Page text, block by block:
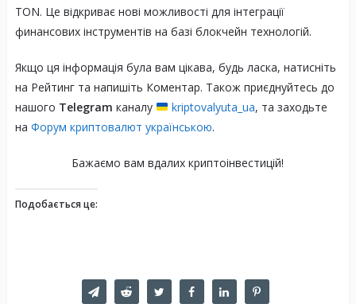
TON. Це відкриває нові можливості для інтеграції
финансових інструментів на базі блокчейн технологій.
Якщо ця інформація була вам цікава, будь ласка, натисніть
на Рейтинг та напишіть Коментар. Також приєднуйтесь до
нашого Telegram каналу kriptovalyuta_ua, та заходьте
на Форум криптовалют українською.
Бажаємо вам вдалих криптоінвестицій!
Подобається це: